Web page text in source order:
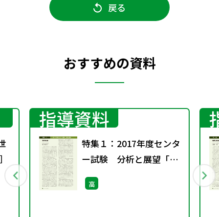
戻る
おすすめの資料
指導資料
特集１：2017年度センタ
ー試験 分析と展望「現
代社会」
高